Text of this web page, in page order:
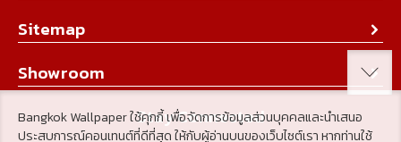
Bangkok Wallpaper ใช้คุกกี้ เพื่อจัดการข้อมูลส่วนบุคคลและนำเสนอ
ประสบการณ์คอนเทนต์ที่ดีที่สุด ให้กับผู้อ่านบนของเว็บไซต์เรา หากท่านใช้
About Us
Contact Us
Achievement
Sitemap
Collection
Product
Tips & Tricks
Showroom
Stay Connected